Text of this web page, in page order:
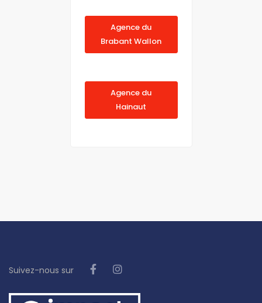
Agence du
Brabant Wallon
Agence du
Hainaut
Suivez-nous sur